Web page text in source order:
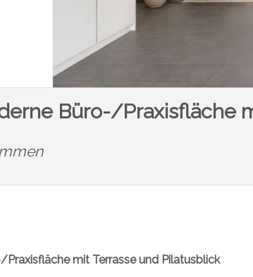
Büro-/Praxisfläche
mit Terrasse und Pilatusblick